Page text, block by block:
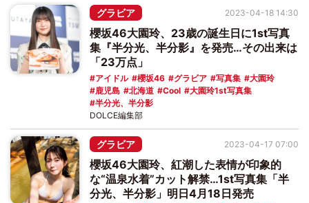
グラビア
櫻坂46大園玲、23歳の誕生日に1st写真
集『半分光、半分影』を発売…その出来は
「23万点」
アイドル 櫻坂46 グラビア 写真集
大園玲
鹿児島
北海道 Cool
大園玲1st写真集
半分光、半分影
2023-04-18 14:30
DOLCE編集部
グラビア
櫻坂46大園玲、紅潮した表情が印象的
な“温泉水着”カット解禁…1st写真集「半
分光、半分影」明日4月18日発売
2023-04-17 07:00